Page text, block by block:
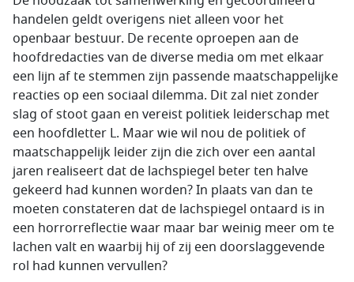
handelen geldt overigens niet alleen voor het
openbaar bestuur. De recente oproepen aan de
hoofdredacties van de diverse media om met elkaar
een lijn af te stemmen zijn passende maatschappelijke
reacties op een sociaal dilemma. Dit zal niet zonder
slag of stoot gaan en vereist politiek leiderschap met
een hoofdletter L. Maar wie wil nou de politiek of
maatschappelijk leider zijn die zich over een aantal
jaren realiseert dat de lachspiegel beter ten halve
gekeerd had kunnen worden? In plaats van dan te
moeten constateren dat de lachspiegel ontaard is in
een horrorreflectie waar maar bar weinig meer om te
lachen valt en waarbij hij of zij een doorslaggevende
rol had kunnen vervullen?